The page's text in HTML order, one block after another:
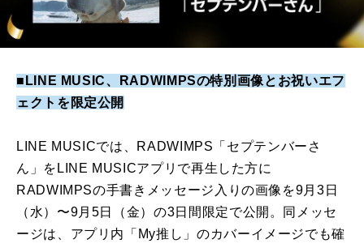
■LINE MUSIC、RADWIMPSの特別画像とお祝いエフ
ェクトを限定公開
LINE MUSICでは、RADWIMPS「セプテンバーさ
ん」をLINE MUSICアプリで再生した方に
RADWIMPSの手書きメッセージ入りの画像を9月3日
（水）〜9月5日（金）の3日間限定で公開。同メッセ
ージは、アプリ内「My推し」のカバーイメージでも確